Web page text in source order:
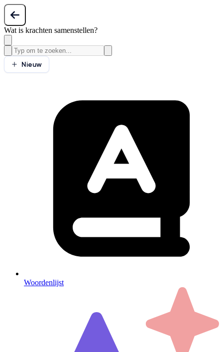
Wat is krachten samenstellen?
Nieuw
Woordenlijst